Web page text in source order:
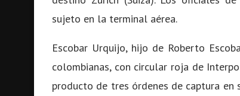
sujeto en la terminal aérea.
Escobar Urquijo, hijo de Roberto
colombianas, con circular roja de
producto de tres órdenes de captura